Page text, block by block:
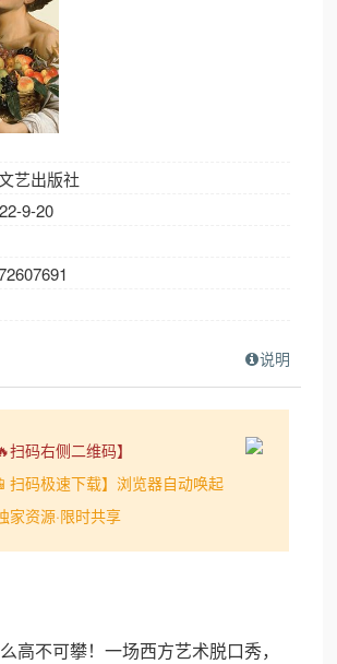
艺出版社
9-20
说明
扫码右侧二维码】
📱扫码极速下载】浏览器自动唤起
家资源·限时共享
高不可攀！一场西方艺术脱口秀，